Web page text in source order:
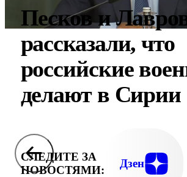
Песков и
рассказали, что
российские
делают в Сирии
СЛЕДИТЕ ЗА
НОВОСТЯМИ:
Дзен